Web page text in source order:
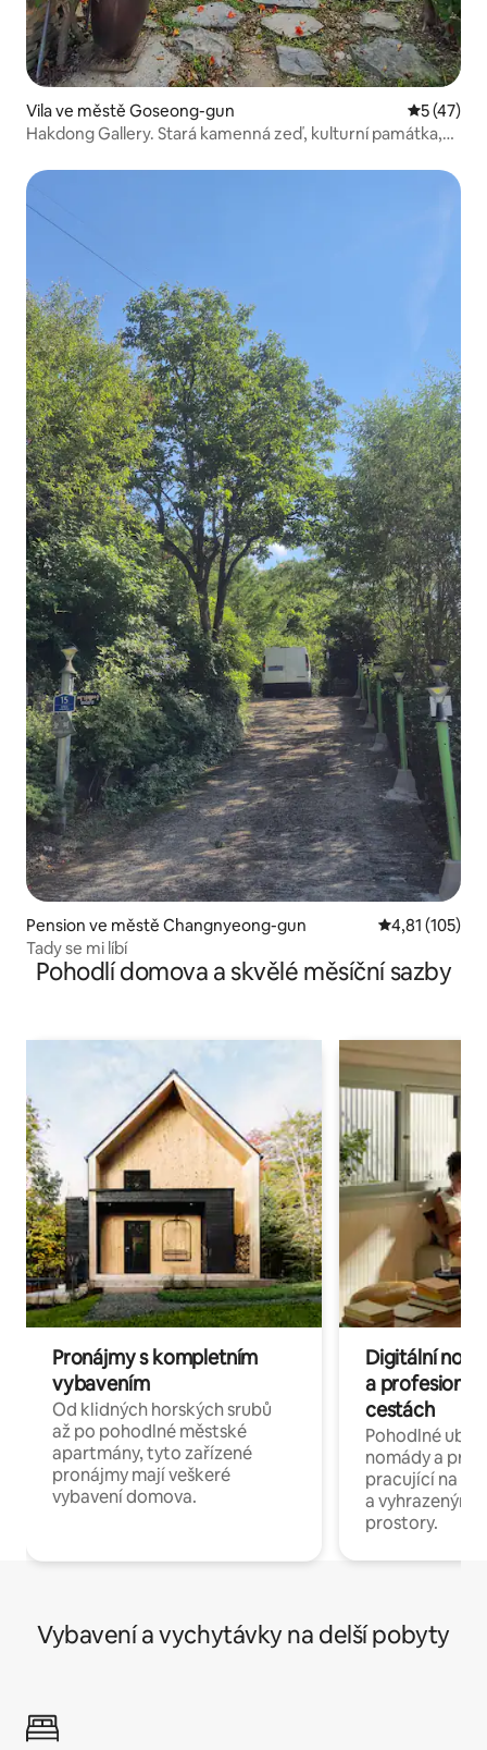
Vila ve městě Goseong-gun Průměrné
5 (47)
Hakdong Gallery. Stará kamenná zeď, kulturní památka,
m². Moderní a čistý interiér
Pension ve městě Changnyeong-gun Průměrné
4,81 (105)
Tady se mi líbí
Pohodlí domova a skvělé měsíční sazby
Pronájmy s kompletním
vybavením
Od klidných horských srubů
až po pohodlné městské
apartmány, tyto zařízené
pronájmy mají veškeré
vybavení domova.
Digitální
a
cestách
Pohodlné
nomády a
pracující na
a vyhrazenými
prostory.
Vybavení a vychytávky na delší pobyty